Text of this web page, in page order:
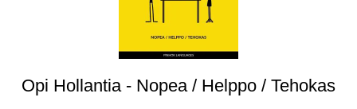
Opi Hollantia - Nopea / Helppo / Tehokas